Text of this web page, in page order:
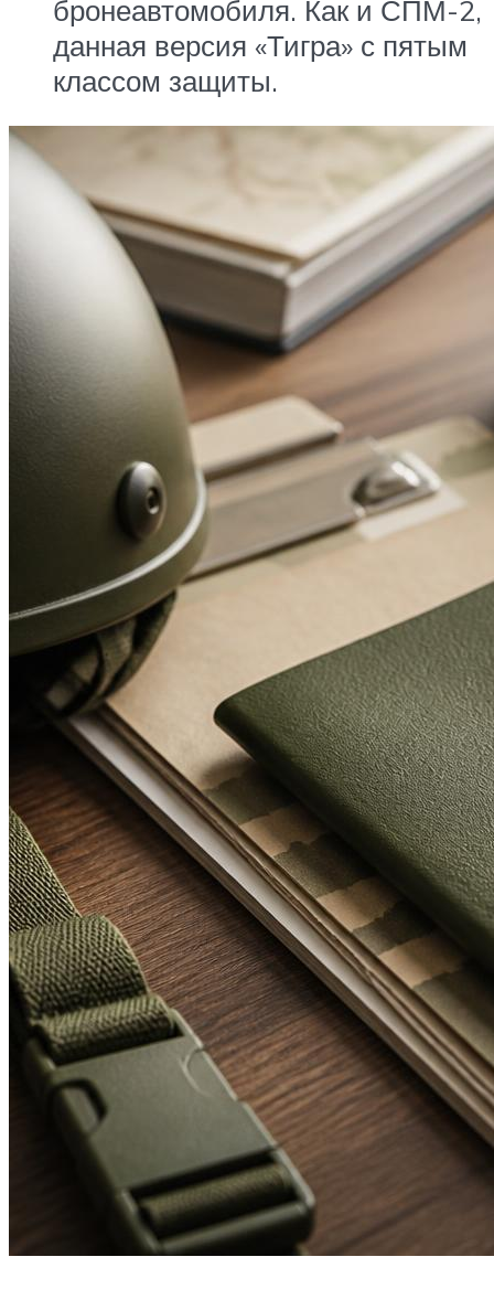
бронеавтомобиля. Как и СПМ-2,
данная версия «Тигра» с пятым
классом защиты.